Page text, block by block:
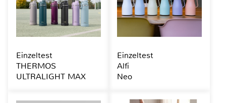
Einzeltest
THERMOS
ULTRALIGHT MAX
Einzeltest
Alfi
Neo